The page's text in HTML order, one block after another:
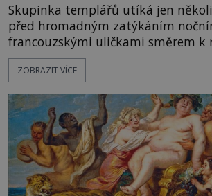
Skupinka templářů utíká jen
před hromadným zatýkáním
francouzskými uličkami směrem k
přístavu. Jeden z nich má přes
tajemným obsahem. Kapitán lodi už na ně čeká.
vyplouváme,“ sdělí jim. „Kam
kapitáne?“ zeptá se ho jeden z
ZOBRAZIT VÍCE